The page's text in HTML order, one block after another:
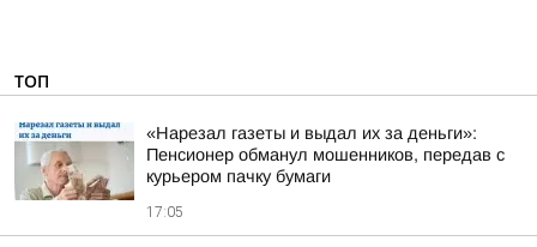
ТОП
«Нарезал газеты и выдал их за деньги»:
Пенсионер обманул мошенников, передав с
курьером пачку бумаги
17:05